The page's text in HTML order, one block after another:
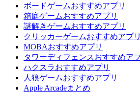
ボードゲームおすすめアプリ
箱庭ゲームおすすめアプリ
謎解きゲームおすすめアプリ
クリッカーゲームおすすめアプリ
MOBAおすすめアプリ
タワーディフェンスおすすめア
ハクスラおすすめアプリ
人狼ゲームおすすめアプリ
Apple Arcadeまとめ